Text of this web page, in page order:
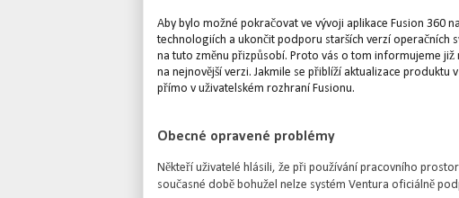
Aby bylo možné pokračovat ve vývoji aplikace Fusion 360
technologiích a ukončit podporu starších verzí operačních
na tuto změnu přizpůsobí. Proto vás o tom informujeme
na nejnovější verzi. Jakmile se přiblíží aktualizace
přímo v uživatelském rozhraní Fusionu.
Obecné opravené problémy
Někteří uživatelé hlásili, že při používání pracovního
současné době bohužel nelze systém Ventura oficiálně